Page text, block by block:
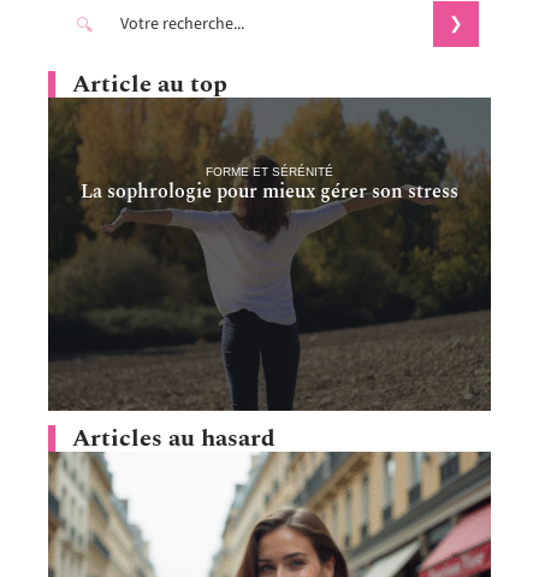
Article au top
FORME ET SÉRÉNITÉ
La sophrologie pour mieux gérer son stress
Articles au hasard